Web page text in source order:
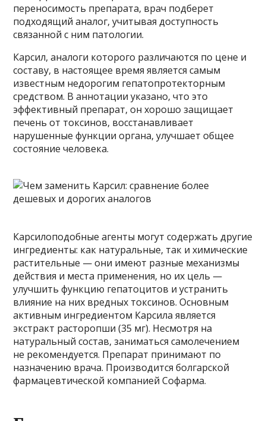
переносимость препарата, врач подберет
подходящий аналог, учитывая доступность
связанной с ним патологии.
Карсил, аналоги которого различаются по цене и
составу, в настоящее время является самым
известным недорогим гепатопротекторным
средством. В аннотации указано, что это
эффективный препарат, он хорошо защищает
печень от токсинов, восстанавливает
нарушенные функции органа, улучшает общее
состояние человека.
Карсилоподобные агенты могут содержать другие
ингредиенты: как натуральные, так и химические
растительные — они имеют разные механизмы
действия и места применения, но их цель —
улучшить функцию гепатоцитов и устранить
влияние на них вредных токсинов. Основным
активным ингредиентом Карсила является
экстракт расторопши (35 мг). Несмотря на
натуральный состав, заниматься самолечением
не рекомендуется. Препарат принимают по
назначению врача. Производится болгарской
фармацевтической компанией Софарма.